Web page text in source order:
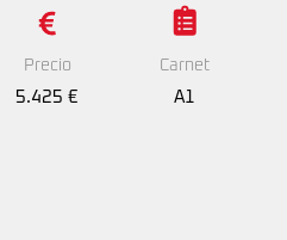
Precio
5.425 €
Carnet
A1